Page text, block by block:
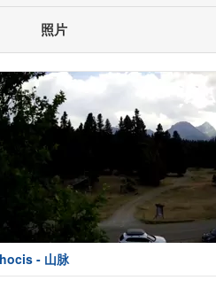
照片
- 山脉